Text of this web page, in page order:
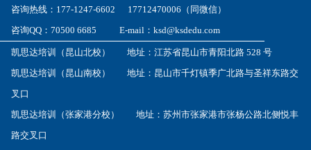
咨询热线：177-1247-6602 17712470006（同微信）
咨询QQ：70500 6685 E-mail：ksd@ksdedu.com
凯思达培训（昆山北校） 地址：江苏省昆山市青阳北路 528 号
凯思达培训（昆山南校） 地址：昆山市千灯镇季广北路与圣祥东路交
叉口
凯思达培训（张家港分校） 地址：苏州市张家港市张杨公路北侧悦丰
路交叉口